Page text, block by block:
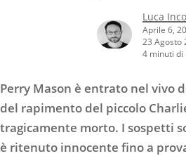
Luca
Aprile 6,
23 Agosto
4 minuti di
Perry Mason è entrato nel vivo
del rapimento del piccolo
tragicamente morto. I sospetti
è ritenuto innocente fino a